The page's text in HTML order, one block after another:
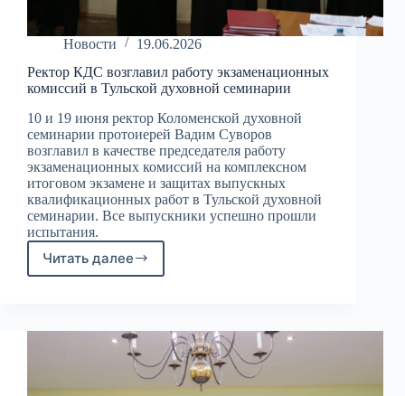
Новости
19.06.2026
Ректор КДС возглавил работу экзаменационных
комиссий в Тульской духовной семинарии
10 и 19 июня ректор Коломенской духовной
семинарии протоиерей Вадим Суворов
возглавил в качестве председателя работу
экзаменационных комиссий на комплексном
итоговом экзамене и защитах выпускных
квалификационных работ в Тульской духовной
семинарии. Все выпускники успешно прошли
испытания.
Читать далее
Ректор
экзаменационных
комиссий
Тульской